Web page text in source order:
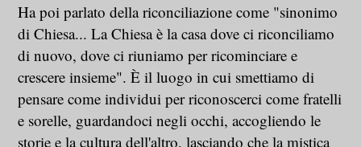
Ha poi parlato della riconciliazione come "sinonimo
di Chiesa... La Chiesa è la casa dove ci riconciliamo
di nuovo, dove ci riuniamo per ricominciare e
crescere insieme". È il luogo in cui smettiamo di
pensare come individui per riconoscerci come fratelli
e sorelle, guardandoci negli occhi, accogliendo le
storie e la cultura dell'altro, lasciando che la mistica